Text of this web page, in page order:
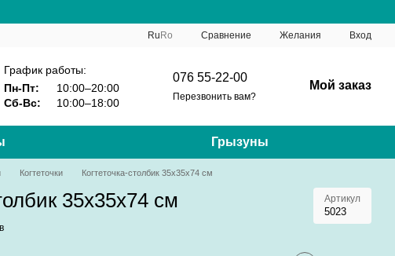
Ru Ro Сравнение Желания Вход
График работы:
Пн-Пт:
10:00–20:00
Сб-Вс:
10:00–18:00
076 55-22-00
Перезвонить вам?
Мой заказ
Грызуны
Когтеточки Когтеточка-столбик 35x35x74 см
35x35x74 см Артикул
5023